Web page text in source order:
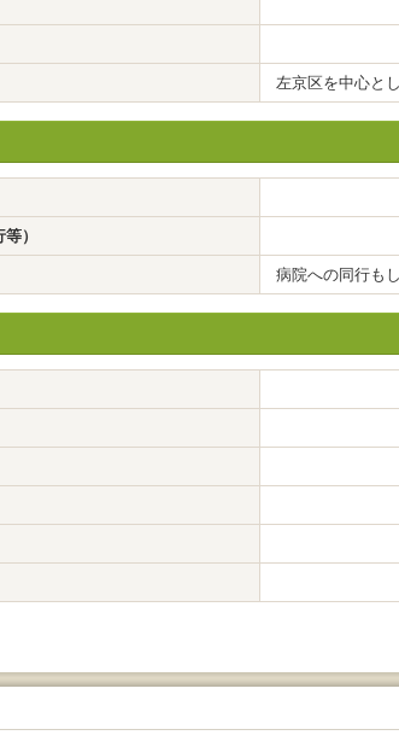
左京区を中心と
）
病院への同行もし